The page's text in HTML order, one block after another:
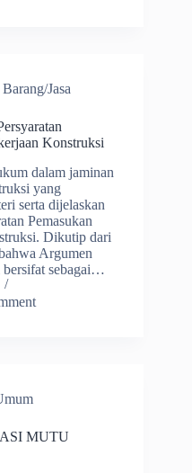
Jasa
Konstruksi
dalam jaminan
yang
serta dijelaskan
Pemasukan
Dikutip dari
Argumen
bersifat sebagai…
MUTU